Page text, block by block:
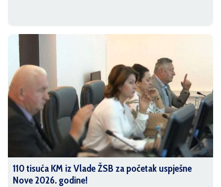
110 tisuća KM iz Vlade ŽSB za početak uspješne
Nove 2026. godine!